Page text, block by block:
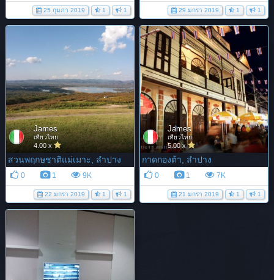
25 กุมภา 2019 1 1 29 มกรา 2019 1 1
James
เที่ยวไทย
4.00 x
สวนพฤกษชาติแม่เมาะ, ลำปาง
0 1 9K
22 มกรา 2019 1 1
James
เที่ยวไทย
5.00 x
กาดกองต้า, ลำปาง
0 1 7K
21 มกรา 2019 1 1